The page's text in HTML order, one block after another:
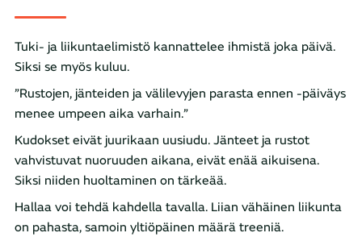
Tuki- ja liikuntaelimistö kannattelee ihmistä joka päivä.
Siksi se myös kuluu.
”Rustojen, jänteiden ja välilevyjen parasta ennen -päiväys
menee umpeen aika varhain.”
Kudokset eivät juurikaan uusiudu. Jänteet ja rustot
vahvistuvat nuoruuden aikana, eivät enää aikuisena.
Siksi niiden huoltaminen on tärkeää.
Hallaa voi tehdä kahdella tavalla. Liian vähäinen liikunta
on pahasta, samoin yltiöpäinen määrä treeniä.